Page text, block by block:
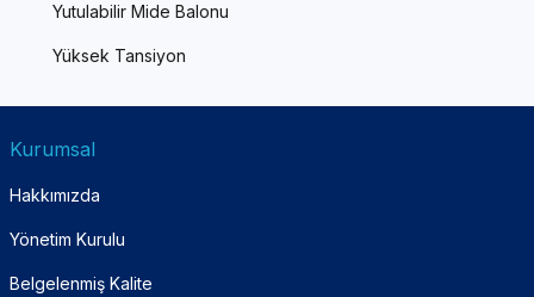
Yutulabilir Mide Balonu
Yüksek Tansiyon
Kurumsal
Hakkımızda
Yönetim Kurulu
Belgelenmiş Kalite